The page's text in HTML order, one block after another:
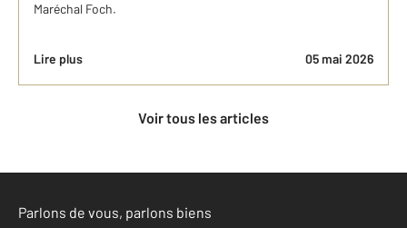
Maréchal Foch.
Lire plus 05 mai 2026
Voir tous les articles
Parlons de vous, parlons biens